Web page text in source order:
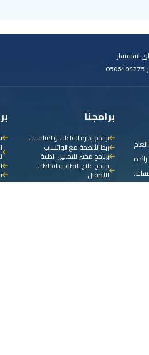
استفسار
0506499275
برامجنا
برنامج إدارة القاعات والمناسبات
ربط الأنظمة مع الواتساب
برنامج مختبر للتحاليل الطبية
برنامج علاج النطق والتخاطب
للأطفال
الربط مع هيئة الزكاة والدخل